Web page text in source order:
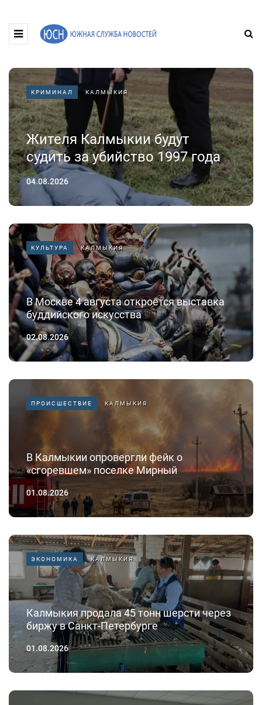
КРИМИНАЛ КАЛМЫКИЯ
Жителя Калмыкии будут
судить за убийство 1997 года
04.08.2026
КУЛЬТУРА КАЛМЫКИЯ
В Москве 4 августа откроется выставка
буддийского искусства
02.08.2026
ПРОИСШЕСТВИЕ КАЛМЫКИЯ
В Калмыкии опровергли фейк о
«сгоревшем» поселке Мирный
01.08.2026
ЭКОНОМИКА КАЛМЫКИЯ
Калмыкия продала 45 тонн шерсти через
биржу в Санкт-Петербурге
01.08.2026